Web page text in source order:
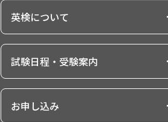
英検について
英検についてトップ
英検を知る
英検の実施スケジュール
試験日程・受験案内
試験日程・受験案内トップ
お申し込み